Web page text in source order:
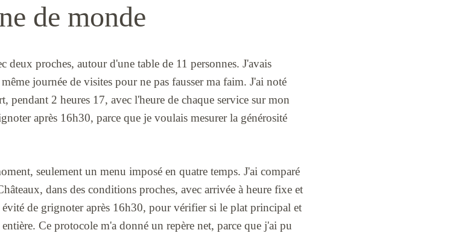
de monde
deux proches, autour d'une table de 11 personnes. J'avais
journée de visites pour ne pas fausser ma faim. J'ai noté
pendant 2 heures 17, avec l'heure de chaque service sur mon
après 16h30, parce que je voulais mesurer la générosité
seulement un menu imposé en quatre temps. J'ai comparé
dans des conditions proches, avec arrivée à heure fixe et
de grignoter après 16h30, pour vérifier si le plat principal et
Ce protocole m'a donné un repère net, parce que j'ai pu